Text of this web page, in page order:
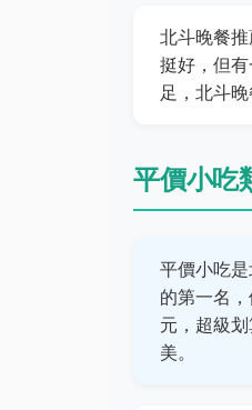
北斗晚餐
挺好，但
足，北斗晚
平價小吃
平價小吃
的第一名
元，超級
美。